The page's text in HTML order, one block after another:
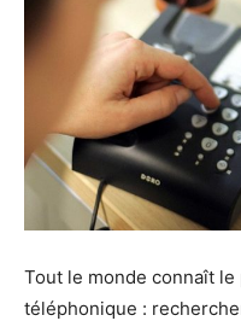
Tout le monde connaît le
téléphonique :